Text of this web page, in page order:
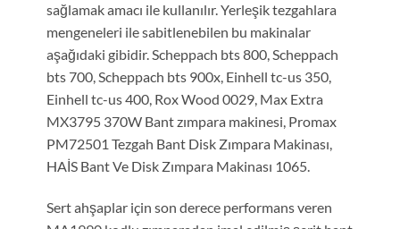
sağlamak amacı ile kullanılır. Yerleşik tezgahlara
mengeneleri ile sabitlenebilen bu makinalar
aşağıdaki gibidir. Scheppach bts 800, Scheppach
bts 700, Scheppach bts 900x, Einhell tc-us 350,
Einhell tc-us 400, Rox Wood 0029, Max Extra
MX3795 370W Bant zımpara makinesi, Promax
PM72501 Tezgah Bant Disk Zımpara Makinası,
HAİS Bant Ve Disk Zımpara Makinası 1065.
Sert ahşaplar için son derece performans veren